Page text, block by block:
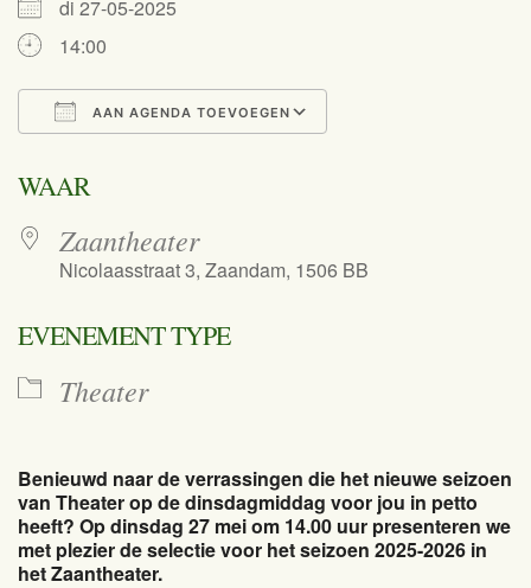
di 27-05-2025
14:00
AAN AGENDA TOEVOEGEN
WAAR
Zaantheater
Nicolaasstraat 3, Zaandam, 1506 BB
EVENEMENT TYPE
Theater
Benieuwd naar de verrassingen die het nieuwe seizoen
van Theater op de dinsdagmiddag voor jou in petto
heeft? Op dinsdag 27 mei om 14.00 uur presenteren we
met plezier de selectie voor het seizoen 2025-2026 in
het Zaantheater.